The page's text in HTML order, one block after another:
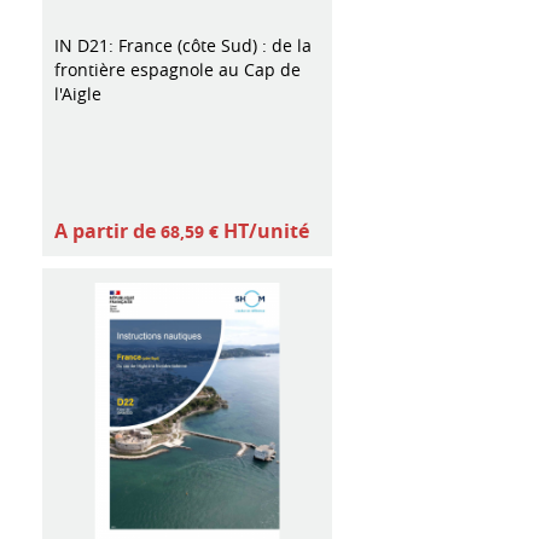
IN D21: France (côte Sud) : de la
frontière espagnole au Cap de
l'Aigle
A partir de 68,59 € HT/unité